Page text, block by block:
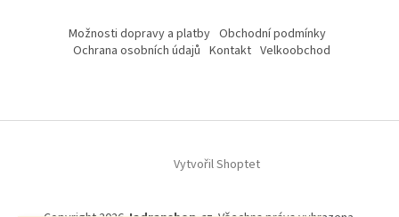
Možnosti dopravy a platby Obchodní podmínky
Ochrana osobních údajů Kontakt Velkoobchod
Vytvořil Shoptet